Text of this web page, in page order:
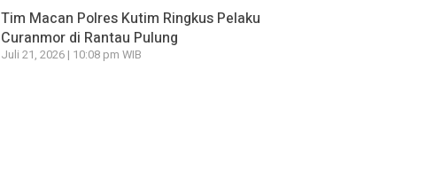
Tim Macan Polres Kutim Ringkus Pelaku
Curanmor di Rantau Pulung
Juli 21, 2026 | 10:08 pm WIB